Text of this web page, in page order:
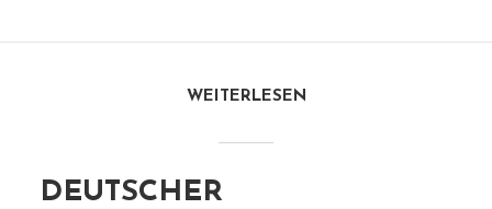
WEITERLESEN
DEUTSCHER